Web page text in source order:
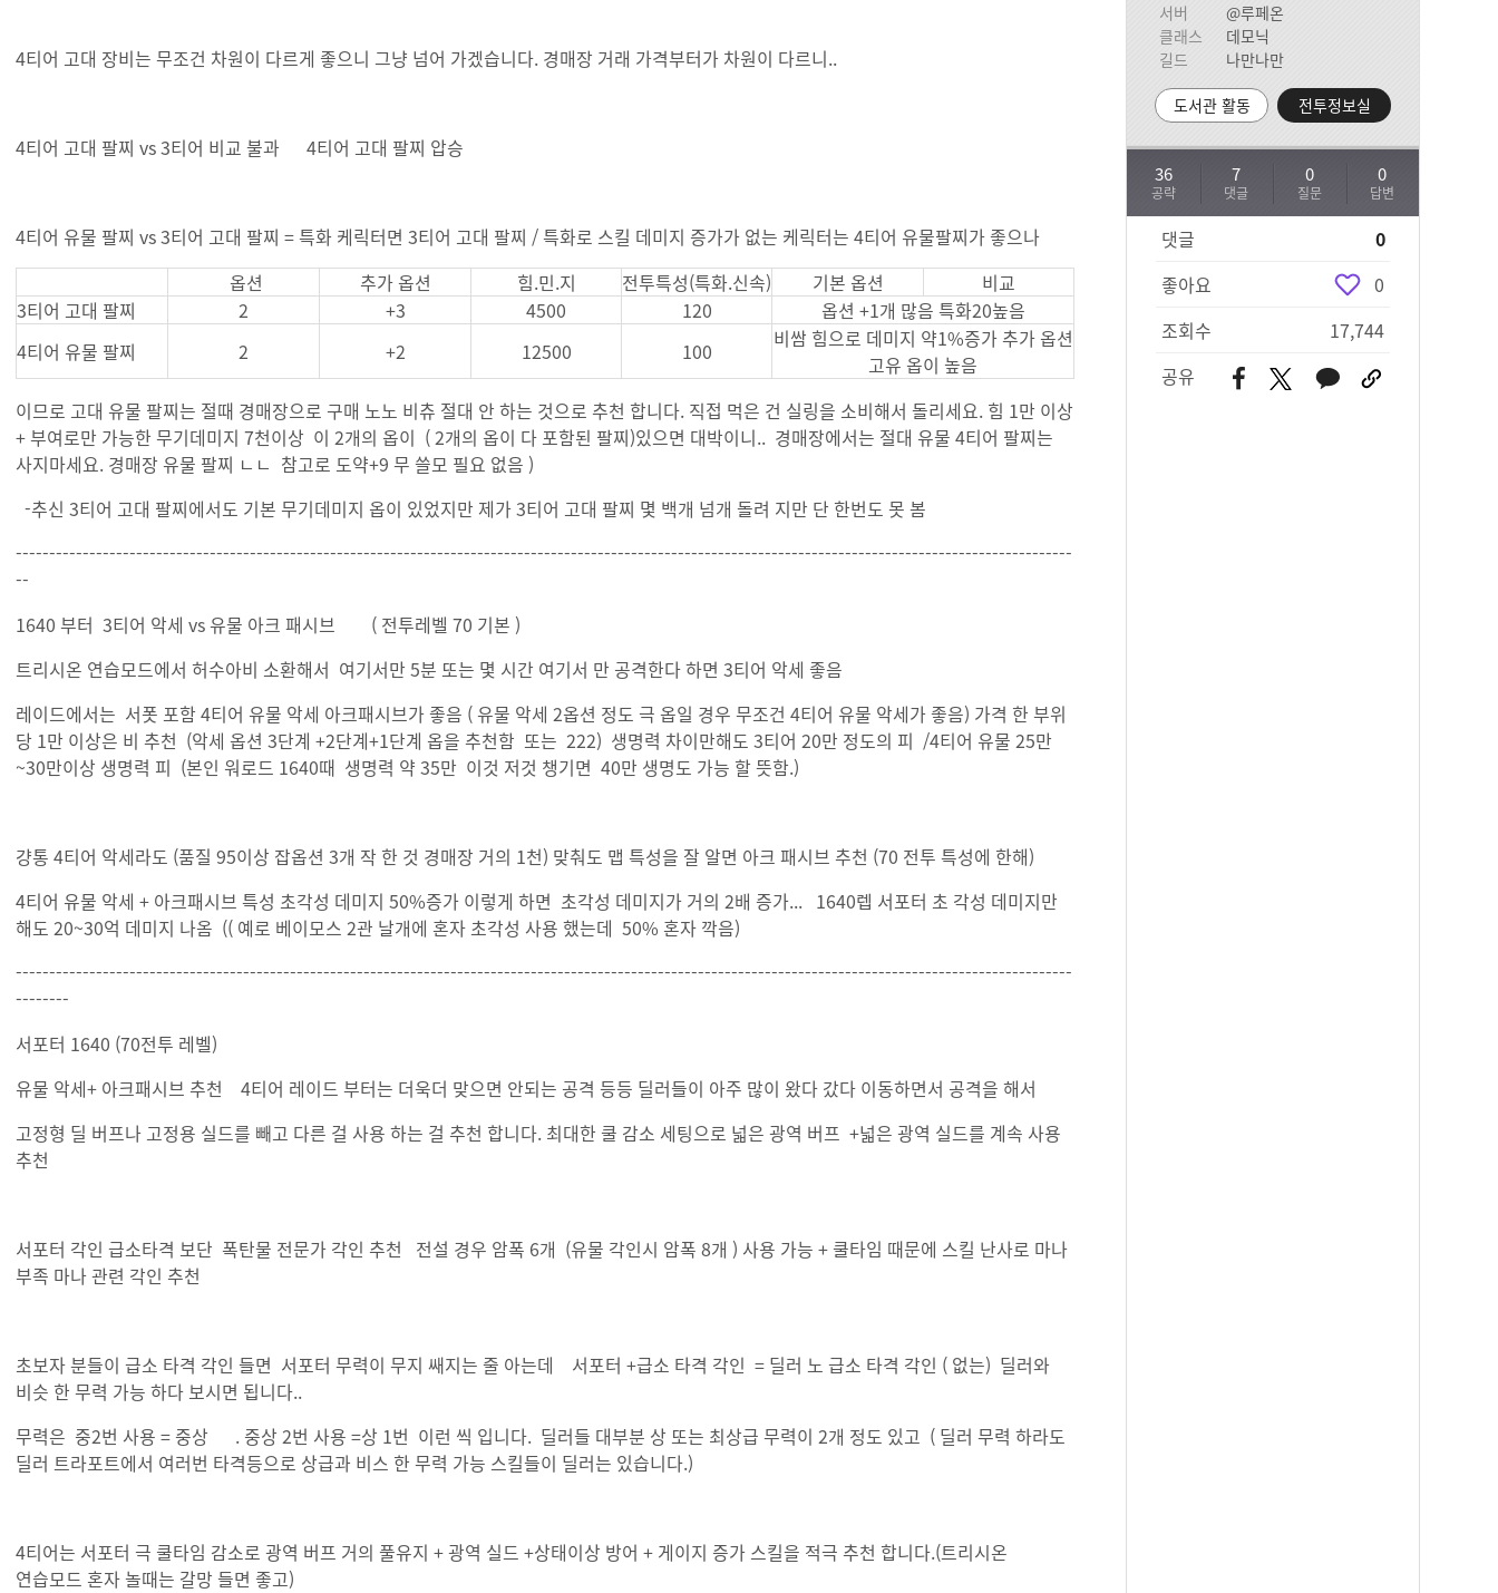
서버
@루페온
클래스
데모닉
길드
나만나만
도서관 활동 전투정보실
공략
36
댓글
7
질문
0
답변
0
댓글
0
좋아요
0
조회수
17,744
공유
4티어 고대 장비는 무조건 차원이 다르게 좋으니 그냥 넘어 가겠습니다. 경매장 거래 가격부터가 차원이 다르니..
4티어 고대 팔찌 vs 3티어 비교 불과 4티어 고대 팔찌 압승
4티어 유물 팔찌 vs 3티어 고대 팔찌 = 특화 케릭터면 3티어 고대 팔찌 / 특화로 스킬 데미지 증가가 없는 케릭터는 4티어 유물팔찌가 좋으나
옵션
추가 옵션 힘.민.지 전투특성(특화.신속) 기본 옵션
비교
3티어 고대 팔찌
2 +3 4500 120
옵션 +1개 많음 특화20높음
4티어 유물 팔찌
2 +2 12500 100
비쌈 힘으로 데미지 약1%증가 추가 옵션
고유 옵이 높음
이므로 고대 유물 팔찌는 절때 경매장으로 구매 노노 비츄 절대 안 하는 것으로 추천 합니다. 직접 먹은 건 실링을 소비해서 돌리세요. 힘 1만 이상
+ 부여로만 가능한 무기데미지 7천이상 이 2개의 옵이 ( 2개의 옵이 다 포함된 팔찌)있으면 대박이니.. 경매장에서는 절대 유물 4티어 팔찌는
사지마세요. 경매장 유물 팔찌 ㄴㄴ 참고로 도약+9 무 쓸모 필요 없음 )
-추신 3티어 고대 팔찌에서도 기본 무기데미지 옵이 있었지만 제가 3티어 고대 팔찌 몇 백개 넘개 돌려 지만 단 한번도 못 봄
--------------------------------------------------------------------------------------------------------------------------------------------------------------
--
1640 부터 3티어 악세 vs 유물 아크 패시브 ( 전투레벨 70 기본 )
트리시온 연습모드에서 허수아비 소환해서 여기서만 5분 또는 몇 시간 여기서 만 공격한다 하면 3티어 악세 좋음
레이드에서는 서폿 포함 4티어 유물 악세 아크패시브가 좋음 ( 유물 악세 2옵션 정도 극 옵일 경우 무조건 4티어 유물 악세가 좋음) 가격 한 부위
당 1만 이상은 비 추천 (악세 옵션 3단계 +2단계+1단계 옵을 추천함 또는 222) 생명력 차이만해도 3티어 20만 정도의 피 /4티어 유물 25만
~30만이상 생명력 피 (본인 워로드 1640때 생명력 약 35만 이것 저것 챙기면 40만 생명도 가능 할 뜻함.)
걍통 4티어 악세라도 (품질 95이상 잡옵션 3개 작 한 것 경매장 거의 1천) 맞춰도 맵 특성을 잘 알면 아크 패시브 추천 (70 전투 특성에 한해)
4티어 유물 악세 + 아크패시브 특성 초각성 데미지 50%증가 이렇게 하면 초각성 데미지가 거의 2배 증가... 1640렙 서포터 초 각성 데미지만
해도 20~30억 데미지 나옴 (( 예로 베이모스 2관 날개에 혼자 초각성 사용 했는데 50% 혼자 깍음)
--------------------------------------------------------------------------------------------------------------------------------------------------------------
--------
서포터 1640 (70전투 레벨)
유물 악세+ 아크패시브 추천 4티어 레이드 부터는 더욱더 맞으면 안되는 공격 등등 딜러들이 아주 많이 왔다 갔다 이동하면서 공격을 해서
고정형 딜 버프나 고정용 실드를 빼고 다른 걸 사용 하는 걸 추천 합니다. 최대한 쿨 감소 세팅으로 넓은 광역 버프 +넓은 광역 실드를 계속 사용
추천
서포터 각인 급소타격 보단 폭탄물 전문가 각인 추천 전설 경우 암폭 6개 (유물 각인시 암폭 8개 ) 사용 가능 + 쿨타임 때문에 스킬 난사로 마나
부족 마나 관련 각인 추천
초보자 분들이 급소 타격 각인 들면 서포터 무력이 무지 쌔지는 줄 아는데 서포터 +급소 타격 각인 = 딜러 노 급소 타격 각인 ( 없는) 딜러와
비슷 한 무력 가능 하다 보시면 됩니다..
무력은 중2번 사용 = 중상 . 중상 2번 사용 =상 1번 이런 씩 입니다. 딜러들 대부분 상 또는 최상급 무력이 2개 정도 있고 ( 딜러 무력 하라도
딜러 트라포트에서 여러번 타격등으로 상급과 비스 한 무력 가능 스킬들이 딜러는 있습니다.)
4티어는 서포터 극 쿨타임 감소로 광역 버프 거의 풀유지 + 광역 실드 +상태이상 방어 + 게이지 증가 스킬을 적극 추천 합니다.(트리시온
연습모드 혼자 놀때는 갈망 들면 좋고)